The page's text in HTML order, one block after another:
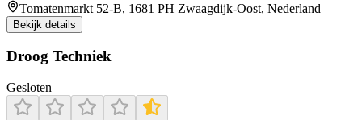
Tomatenmarkt 52-B, 1681 PH Zwaagdijk-Oost, Nederland
Bekijk details
Droog Techniek
Gesloten